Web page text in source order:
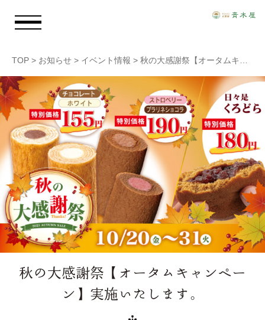
お知らせ
青木屋のおもい
商品情報
店舗情報
採用情報
TOP > お知らせ > イベント情報 > 秋の大感謝祭【オータムキャンペーン】実施いたします。
秋の大感謝祭【オータムキャンペー
ン】実施いたします。